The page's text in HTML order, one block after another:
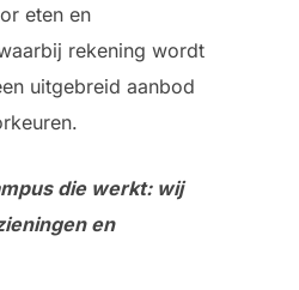
eten en
rekening wordt
uitgebreid aanbod
die werkt: wij
en